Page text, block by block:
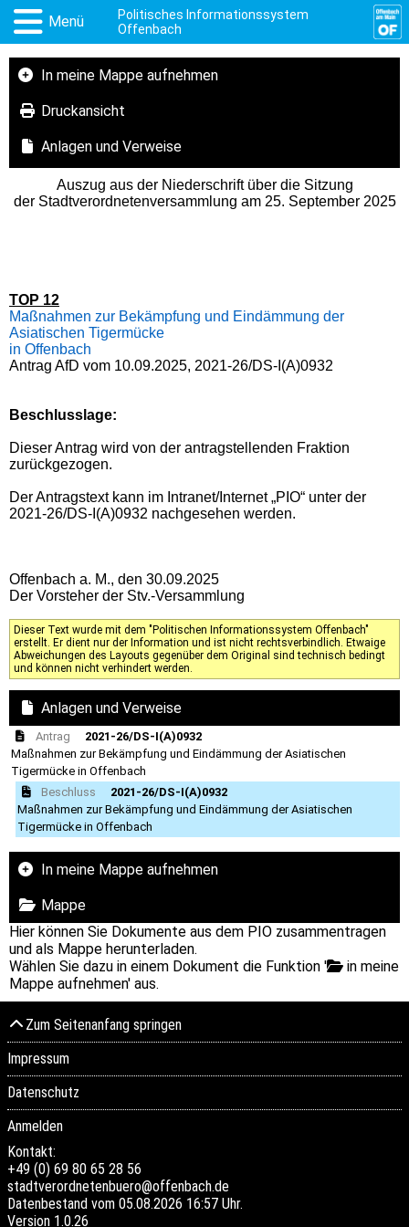
Menü
Politisches Informationssystem
Offenbach
In meine Mappe aufnehmen
Druckansicht
Anlagen und Verweise
Auszug aus der Niederschrift über die Sitzung
der Stadtverordnetenversammlung am 25. September 2025
TOP 12
Maßnahmen zur Bekämpfung und Eindämmung der
Asiatischen Tigermücke
in Offenbach
Antrag AfD vom 10.09.2025, 2021-26/DS-I(A)0932
Beschlusslage:
Dieser Antrag wird von der antragstellenden Fraktion
zurückgezogen.
Der Antragstext kann im Intranet/Internet „PIO“ unter der
2021-26/DS-I(A)0932 nachgesehen werden.
Offenbach a. M., den 30.09.2025
Der Vorsteher der Stv.-Versammlung
Dieser Text wurde mit dem "Politischen Informationssystem Offenbach"
erstellt. Er dient nur der Information und ist nicht rechtsverbindlich. Etwaige
Abweichungen des Layouts gegenüber dem Original sind technisch bedingt
und können nicht verhindert werden.
Anlagen und Verweise
Antrag
2021-26/DS-I(A)0932
Maßnahmen zur Bekämpfung und Eindämmung der Asiatischen
Tigermücke in Offenbach
Beschluss
2021-26/DS-I(A)0932
Maßnahmen zur Bekämpfung und Eindämmung der Asiatischen
Tigermücke in Offenbach
In meine Mappe aufnehmen
Mappe
Hier können Sie Dokumente aus dem PIO zusammentragen
und als Mappe herunterladen.
Wählen Sie dazu in einem Dokument die Funktion '
in meine
Mappe aufnehmen' aus.
Zum Seitenanfang springen
Impressum
Datenschutz
Anmelden
Kontakt:
+49 (0) 69 80 65 28 56
stadtverordnetenbuero@offenbach.de
Datenbestand vom 05.08.2026 16:57 Uhr.
Version 1.0.26